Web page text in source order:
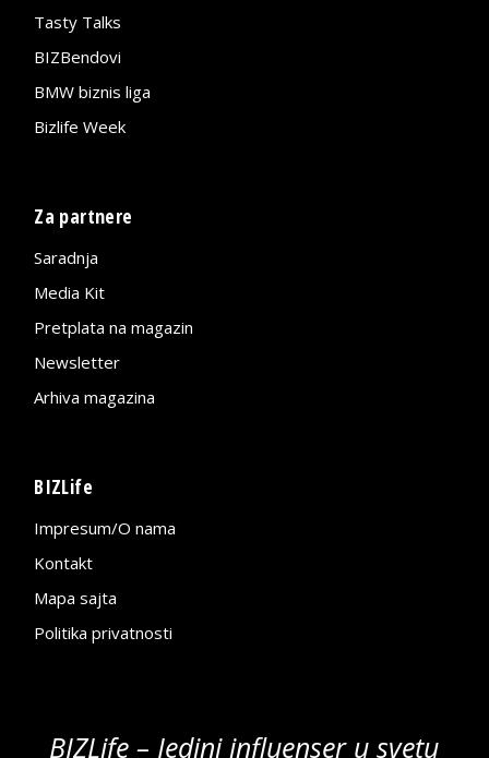
Tasty Talks
BIZBendovi
BMW biznis liga
Bizlife Week
Za partnere
Saradnja
Media Kit
Pretplata na magazin
Newsletter
Arhiva magazina
BIZLife
Impresum/O nama
Kontakt
Mapa sajta
Politika privatnosti
BIZLife – Jedini influenser u svetu